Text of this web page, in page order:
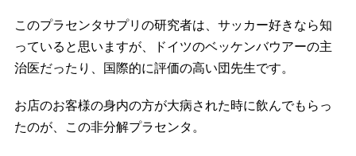
このプラセンタサプリの研究者は、サッカー好きなら知
っていると思いますが、ドイツのベッケンバウアーの主
治医だったり、国際的に評価の高い団先生です。
お店のお客様の身内の方が大病された時に飲んでもらっ
たのが、この非分解プラセンタ。